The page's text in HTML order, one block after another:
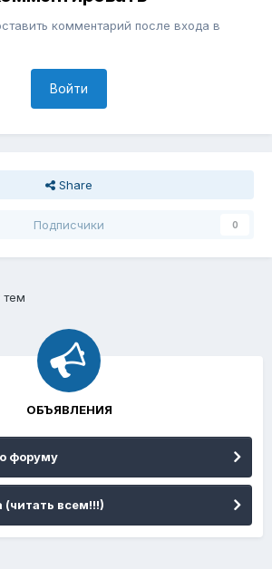
комментарий после входа в
Войти
Share
Подписчики 0
тем
ОБЪЯВЛЕНИЯ
форуму
всем!!!)